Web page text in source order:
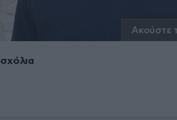
Ακούστε
σχόλια